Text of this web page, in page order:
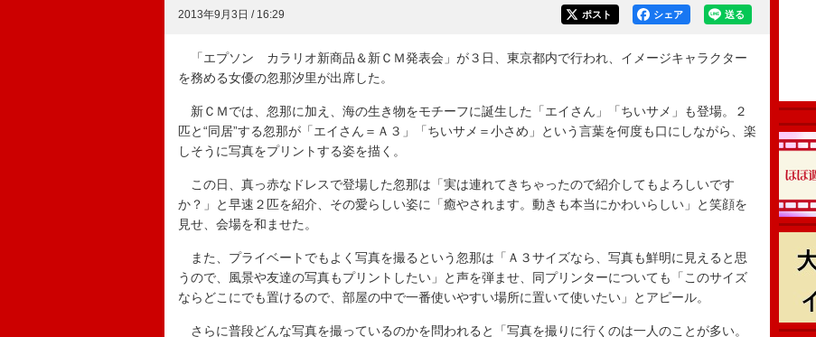
2013年9月3日 / 16:29 送る
シェア
ポスト
「エプソン カラリオ新商品＆新ＣＭ発表会」が３日、東京都内で行われ、イメージキャラクター
を務める女優の忽那汐里が出席した。
新ＣＭでは、忽那に加え、海の生き物をモチーフに誕生した「エイさん」「ちいサメ」も登場。２
匹と“同居”する忽那が「エイさん＝Ａ３」「ちいサメ＝小さめ」という言葉を何度も口にしながら、楽
しそうに写真をプリントする姿を描く。
この日、真っ赤なドレスで登場した忽那は「実は連れてきちゃったので紹介してもよろしいです
か？」と早速２匹を紹介、その愛らしい姿に「癒やされます。動きも本当にかわいらしい」と笑顔を
見せ、会場を和ませた。
また、プライベートでもよく写真を撮るという忽那は「Ａ３サイズなら、写真も鮮明に見えると思
うので、風景や友達の写真もプリントしたい」と声を弾ませ、同プリンターについても「このサイズ
ならどこにでも置けるので、部屋の中で一番使いやすい場所に置いて使いたい」とアピール。
さらに普段どんな写真を撮っているのかを問われると「写真を撮りに行くのは一人のことが多い。